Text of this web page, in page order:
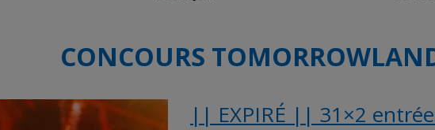
CONCOURS
|| EXPIRÉ || 31×2